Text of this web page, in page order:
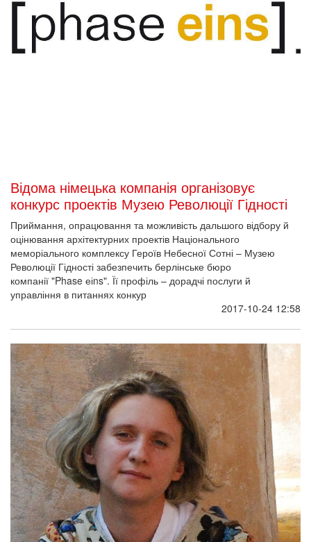
Відома німецька компанія організовує
конкурс проектів Музею Революції Гідності
Приймання, опрацювання та можливість дальшого відбору й
оцінювання архітектурних проектів Національного
меморіального комплексу Героїв Небесної Сотні – Музею
Революції Гідності забезпечить берлінське бюро
компанії "Phase еіns". Її профіль – дорадчі послуги й
управління в питаннях конкур
2017-10-24 12:58